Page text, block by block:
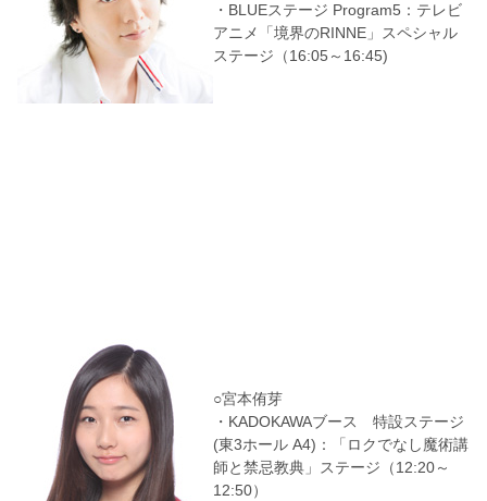
・BLUEステージ Program5：テレビ
アニメ「境界のRINNE」スペシャル
ステージ（16:05～16:45)
○宮本侑芽
・KADOKAWAブース 特設ステージ
(東3ホール A4)：「ロクでなし魔術講
師と禁忌教典」ステージ（12:20～
12:50）